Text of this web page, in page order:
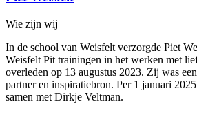
Wie zijn wij
In de school van Weisfelt verzorgde Piet
Weisfelt Pit trainingen in het werken met
overleden op 13 augustus 2023. Zij was
partner en inspiratiebron. Per 1 januari
samen met Dirkje Veltman.